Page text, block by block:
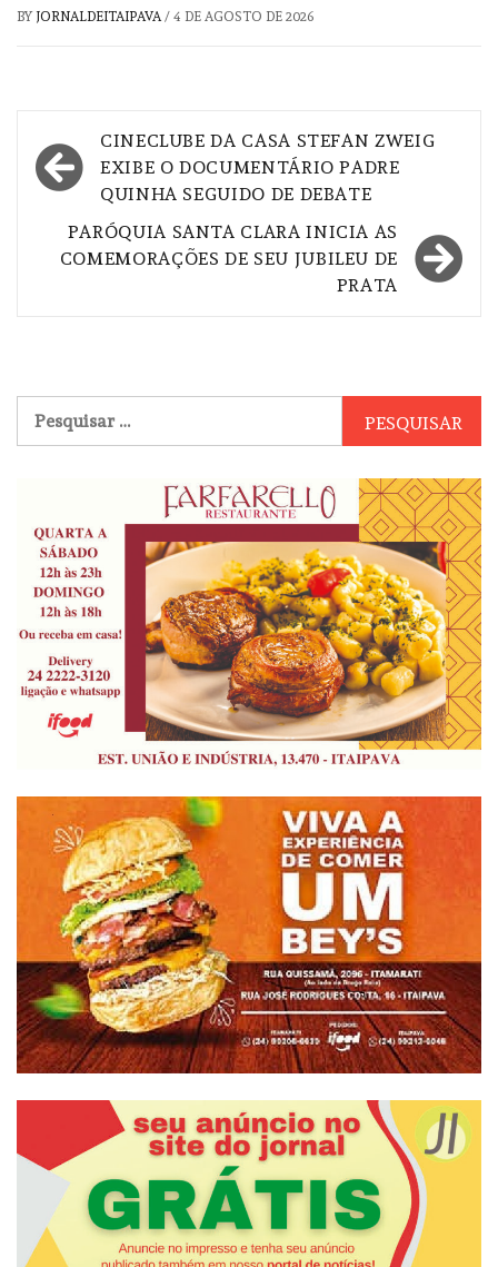
BY JORNALDEITAIPAVA/ 4 DE AGOSTO DE 2026
Navegação
de
CINECLUBE DA CASA STEFAN ZWEIG
EXIBE O DOCUMENTÁRIO PADRE
QUINHA SEGUIDO DE DEBATE
PARÓQUIA SANTA CLARA INICIA AS
COMEMORAÇÕES DE SEU JUBILEU DE
PRATA